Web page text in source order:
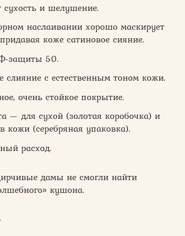
сухость и шелушение.
наслаивании хорошо маскирует
коже сатиновое сияние.
защиты 50.
слияние с естественным тоном кожи.
очень стойкое покрытие.
— для сухой (золотая коробочка) и
кожи (серебряная упаковка).
расход.
дамы не смогли найти
кушона.